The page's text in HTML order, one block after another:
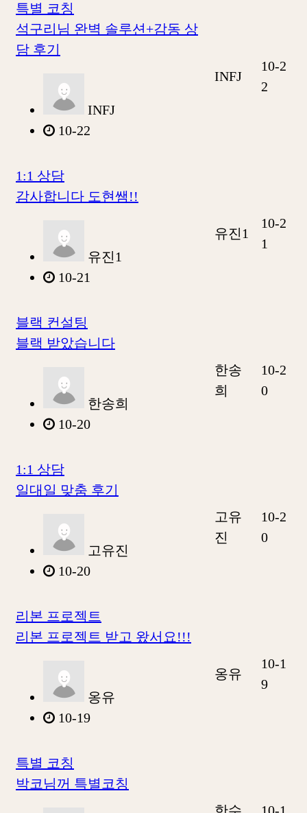
특별 코칭
석구리님 완벽 솔루션+감동 상
담 후기
INFJ
10-22
INFJ
10-2
2
1:1 상담
감사합니다 도현쌤!!
유진1
10-21
유진1
10-2
1
블랙 컨설팅
블랙 받았습니다
한송희
10-20
한송
희
10-2
0
1:1 상담
일대일 맞춤 후기
고유진
10-20
고유
진
10-2
0
리본 프로젝트
리본 프로젝트 받고 왔서요!!!
옹유
10-19
옹유
10-1
9
특별 코칭
박코님꺼 특별코칭